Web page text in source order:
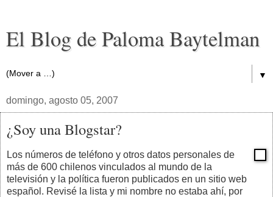
El Blog de Paloma Baytelman
▼
domingo, agosto 05, 2007
¿Soy una Blogstar?
Los números de teléfono y otros datos personales de
más de 600 chilenos vinculados al mundo de la
televisión y la política fueron publicados en un sitio web
español. Revisé la lista y mi nombre no estaba ahí, por